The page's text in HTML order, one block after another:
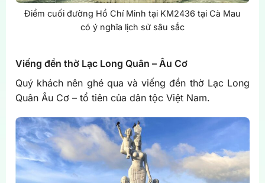
Điểm cuối đường Hồ Chí Minh tại KM2436 tại Cà Mau
có ý nghĩa lịch sử sâu sắc
Viếng đền thờ Lạc Long Quân – Âu Cơ
Quý khách nên ghé qua và viếng đền thờ Lạc Long
Quân Âu Cơ – tổ tiên của dân tộc Việt Nam.